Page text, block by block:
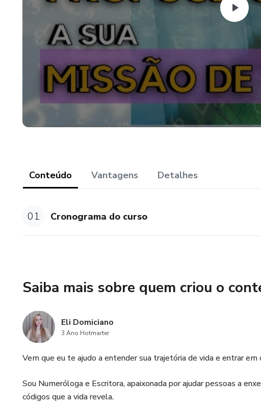
Conteúdo Vantagens Detalhes
01 Cronograma do curso
Saiba mais sobre quem criou o
Eli Domiciano
3 Ano Hotmarter
Vem que eu te ajudo a entender sua trajetória de vida e entrar
Sou Numeróloga e Escritora, apaixonada por ajudar pessoas a
códigos que a vida revela.